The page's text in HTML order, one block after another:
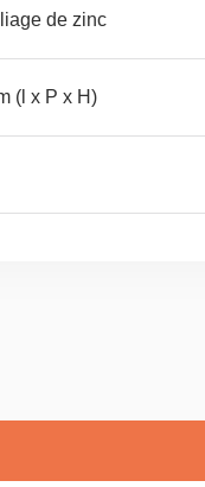
de zinc
(l x P x H)